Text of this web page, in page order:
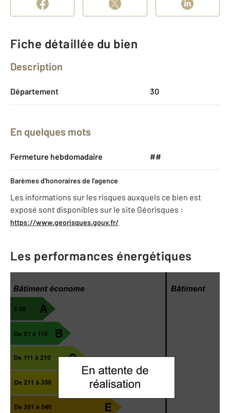
Fiche détaillée du bien
Description
Département 30
En quelques mots
Fermeture hebdomadaire ##
Barèmes d'honoraires de l'agence
Les informations sur les risques auxquels ce bien est
exposé sont disponibles sur le site Géorisques :
https://www.georisques.gouv.fr/
Les performances énergétiques